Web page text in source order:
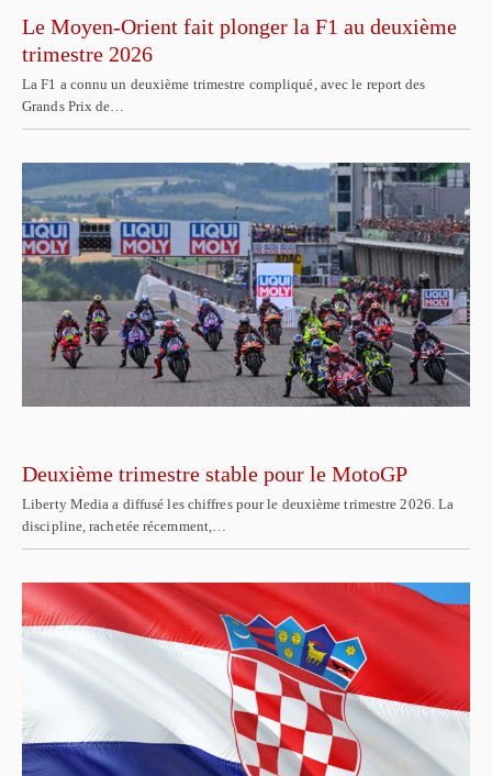
Le Moyen-Orient fait plonger la F1 au deuxième
trimestre 2026
La F1 a connu un deuxième trimestre compliqué, avec le report des
Grands Prix de…
Deuxième trimestre stable pour le MotoGP
Liberty Media a diffusé les chiffres pour le deuxième trimestre 2026. La
discipline, rachetée récemment,…